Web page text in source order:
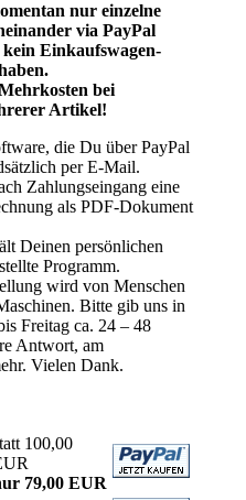
nur einzelne
via PayPal
Einkaufswagen-
bei
Artikel!
die Du über PayPal
per E-Mail.
Zahlungseingang eine
als PDF-Dokument
Deinen persönlichen
Programm.
wird von Menschen
Bitte gib uns in
Freitag ca. 24 – 48
Antwort, am
Vielen Dank.
100,00
79,00 EUR